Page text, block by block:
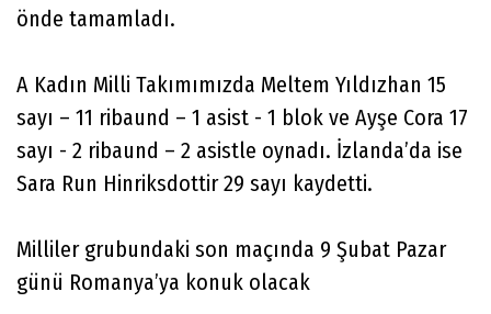
önde tamamladı.
A Kadın Milli Takımımızda Meltem Yıldızhan 15
sayı – 11 ribaund – 1 asist - 1 blok ve Ayşe Cora 17
sayı - 2 ribaund – 2 asistle oynadı. İzlanda’da ise
Sara Run Hinriksdottir 29 sayı kaydetti.
Milliler grubundaki son maçında 9 Şubat Pazar
günü Romanya’ya konuk olacak